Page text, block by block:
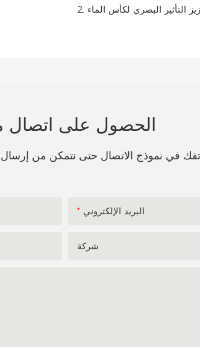
الحصول على اتصال
في نموذج الاتصال حتى نتمكن من
البريد الإلكتروني
شركة